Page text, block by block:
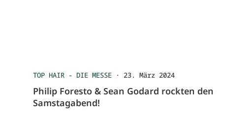
TOP HAIR - DIE MESSE· 23. März 2024
Philip Foresto & Sean Godard rockten den
Samstagabend!